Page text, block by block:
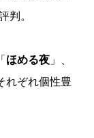
判。
ほめる夜 」、
れぞれ個性豊